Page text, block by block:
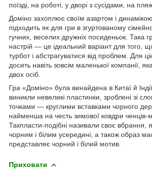
поїзді, на роботі, у дворі з сусідами, на
Доміно захоплює своїм азартом і
підходить як для гри в згуртованому
гучних, веселих дружніх посиденьок. Така
настрій — це ідеальний варіант для того,
турбот і абстрагуватися від проблем. Для
досить навіть зовсім маленької компанії,
двох осіб.
Гра «Доміно» була винайдена в Китаї й
виникли невеликі пластинки, зроблені зі
точками — круглими вставками чорного
найменша на честь зимової ковдри ченців-
Такпласти-подібні називали своє вбрання,
чорним і білим усередині, а також образ
представляє чорний і білий мотив.
Приховати